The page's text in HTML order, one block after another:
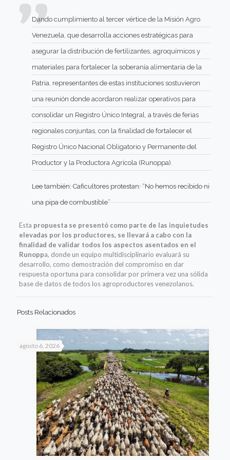
Dando cumplimiento al tercer vértice de la Misión Agro
Venezuela, que desarrolla acciones estratégicas para
asegurar la distribución de fertilizantes, agroquímicos y
materiales para fortalecer la soberanía alimentaria de la
Patria, representantes de estas instituciones sostuvieron
una reunión donde acordaron realizar operativos para
consolidar un Registro Único Integral, a través de ferias
regionales conjuntas, con la finalidad de fortalecer el
Registro Único Nacional Obligatorio y Permanente del
Productor y la Productora Agrícola (Runoppa).
Lee también:Caficultores protestan: “No hemos recibido ni
una pipa de combustible”
Esta propuesta se presentó como parte de las inquietudes
elevadas por los productores, se llevará a cabo con la
finalidad de validar todos los aspectos asentados en el
Runoppa, donde un equipo multidisciplinario evaluará su
desarrollo, como demostración del compromiso en dar
respuesta oportuna para consolidar por primera vez una sólida
base de datos de todos los agroproductores venezolanos.
Posts Relacionados
agosto 6, 2026